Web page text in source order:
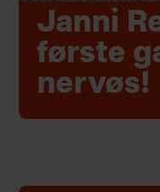
Janni
første
nervøs!